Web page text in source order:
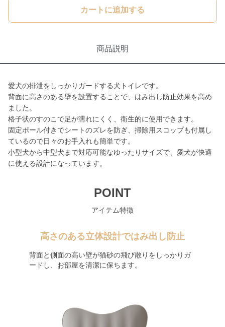
カートに追加する
商品説明
愛犬の排泄をしっかりガードする犬トイレです。
背面に高さのある壁を設置することで、はみ出し防止効果を高め
ました。
格子状のすのこで足が濡れにくく、衛生的に使用できます。
固定ポール付きでシートのズレを防ぎ、掃除用スコップも付属し
ているので日々のお手入れも簡単です。
小型犬から中型犬まで対応可能なゆったりサイズで、愛犬が快適
に使える設計になっています。
POINT
アイテム特徴
高さのある立体設計ではみ出し防止
背面と側面の高い壁が猫砂の飛び散りをしっかりガ
ードし、お部屋を清潔に保ちます。